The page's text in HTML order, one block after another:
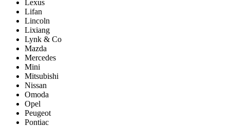
Lexus
Lifan
Lincoln
Lixiang
Lynk & Co
Mazda
Mercedes
Mini
Mitsubishi
Nissan
Omoda
Opel
Peugeot
Pontiac